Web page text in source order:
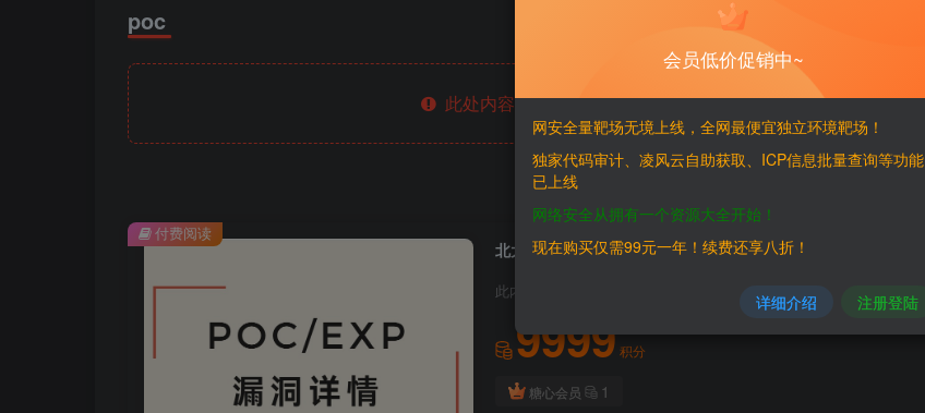
poc
此处内容已隐藏，请付费后查看
此内容为付费阅读，请付费后查看
9999积分
糖心会员 1
付费阅读
会员低价促销中~
网安全量靶场无境上线，全网最便宜独立环境靶场！
独家代码审计、凌风云自助获取、ICP信息批量查询等功能
已上线
网络安全从拥有一个资源大全开始！
现在购买仅需99元一年！续费还享八折！
详细介绍 注册登陆